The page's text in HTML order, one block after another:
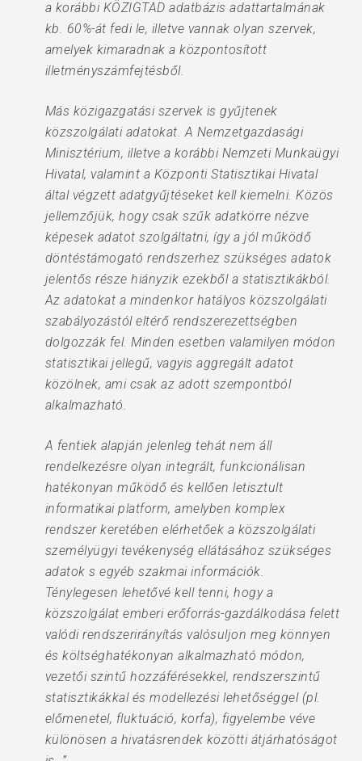
a korábbi KÖZIGTAD adatbázis adattartalmának
kb. 60%-át fedi le, illetve vannak olyan szervek,
amelyek kimaradnak a központosított
illetményszámfejtésből.
Más közigazgatási szervek is gyűjtenek
közszolgálati adatokat. A Nemzetgazdasági
Minisztérium, illetve a korábbi Nemzeti Munkaügyi
Hivatal, valamint a Központi Statisztikai Hivatal
által végzett adatgyűjtéseket kell kiemelni. Közös
jellemzőjük, hogy csak szűk adatkörre nézve
képesek adatot szolgáltatni, így a jól működő
döntéstámogató rendszerhez szükséges adatok
jelentős része hiányzik ezekből a statisztikákból.
Az adatokat a mindenkor hatályos közszolgálati
szabályozástól eltérő rendszerezettségben
dolgozzák fel. Minden esetben valamilyen módon
statisztikai jellegű, vagyis aggregált adatot
közölnek, ami csak az adott szempontból
alkalmazható.
A fentiek alapján jelenleg tehát nem áll
rendelkezésre olyan integrált, funkcionálisan
hatékonyan működő és kellően letisztult
informatikai platform, amelyben komplex
rendszer keretében elérhetőek a közszolgálati
személyügyi tevékenység ellátásához szükséges
adatok s egyéb szakmai információk.
Ténylegesen lehetővé kell tenni, hogy a
közszolgálat emberi erőforrás-gazdálkodása felett
valódi rendszerirányítás valósuljon meg könnyen
és költséghatékonyan alkalmazható módon,
vezetői szintű hozzáférésekkel, rendszerszintű
statisztikákkal és modellezési lehetőséggel (pl.
előmenetel, fluktuáció, korfa), figyelembe véve
különösen a hivatásrendek közötti átjárhatóságot